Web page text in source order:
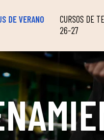
DE VERANO
CURSOS DE
26-27